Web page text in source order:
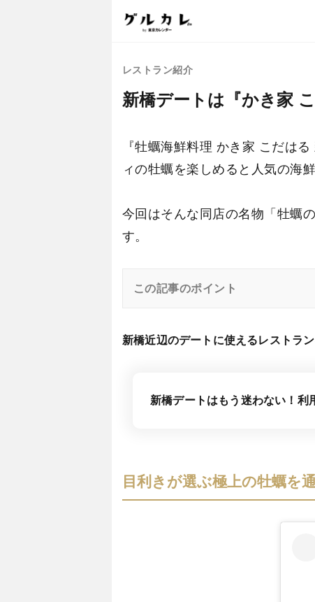
レストラン紹介
新橋デートは『かき家
『牡蠣海鮮料理 かき家 こだは
ィの牡蠣を楽しめると人気の海
今回はそんな同店の名物「牡蠣
す。
この記事のポイント
新橋近辺のデートに使えるレストラ
新橋デートはもう迷わない！利
目利きが選ぶ極上の牡蠣を